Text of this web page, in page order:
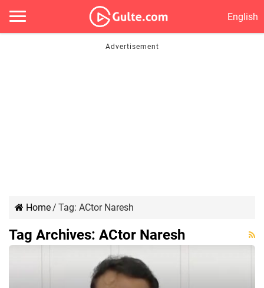
English
Home/ Tag: ACtor Naresh
Tag Archives: ACtor Naresh